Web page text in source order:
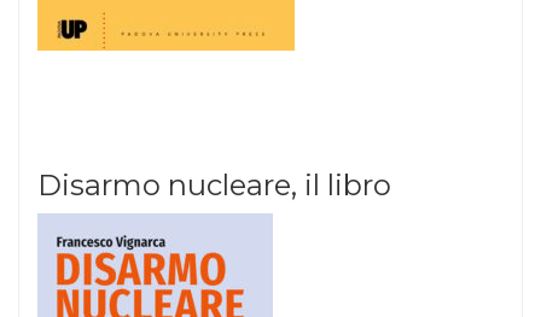
Disarmo nucleare, il libro